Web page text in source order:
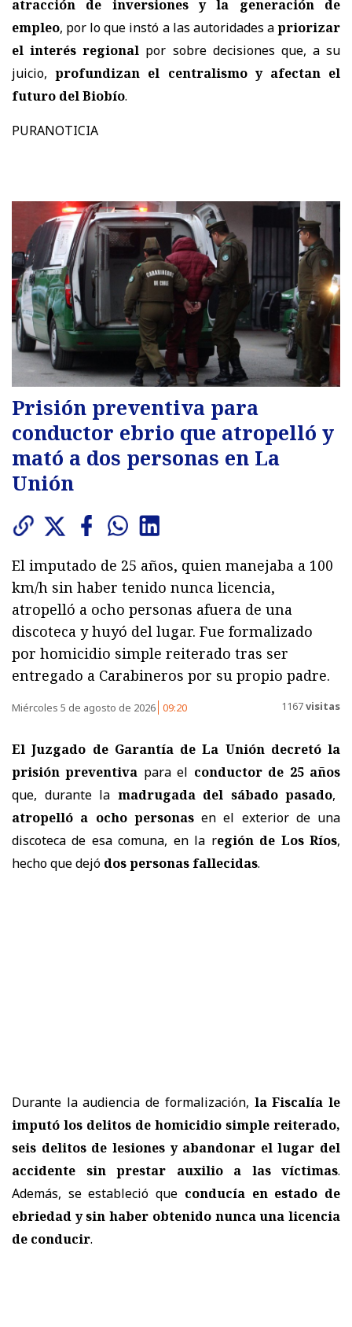
atracción de inversiones y la generación de
empleo, por lo que instó a las autoridades apriorizar
el interés regional por sobre decisiones que, a su
juicio,profundizan el centralismo y afectan el
futuro del Biobío.
PURANOTICIA
Prisión preventiva para
conductor ebrio que atropelló y
mató a dos personas en La
Unión
El imputado de 25 años, quien manejaba a 100
km/h sin haber tenido nunca licencia,
atropelló a ocho personas afuera de una
discoteca y huyó del lugar. Fue formalizado
por homicidio simple reiterado tras ser
entregado a Carabineros por su propio padre.
Miércoles 5 de agosto de 2026 09:20 1167visitas
El Juzgado de Garantía de La Unión decretó la
prisión preventiva para el conductor de 25 años
que, durante la madrugada del sábado pasado,
atropelló a ocho personasen el exterior de una
discoteca de esa comuna, en la región de Los Ríos,
hecho que dejó dos personas fallecidas.
Durante la audiencia de formalización, la Fiscalía le
imputó los delitos de homicidio simple reiterado,
seis delitos de lesiones y abandonar el lugar del
accidente sin prestar auxilio a las víctimas.
Además, se estableció que conducía en estado de
ebriedad y sin haber obtenido nunca una licencia
de conducir.